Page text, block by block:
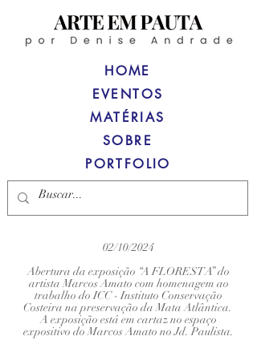
HOME
MATÉRIAS
SOBRE
PORTFOLIO
EVENTOS
02/10/2024
Abertura da exposição “A FLORESTA” do
artista Marcos Amato com homenagem ao
trabalho do ICC - Instituto Conservação
Costeira na preservação da Mata Atlântica.
A exposição está em cartaz no espaço
expositivo do Marcos Amato no Jd. Paulista.